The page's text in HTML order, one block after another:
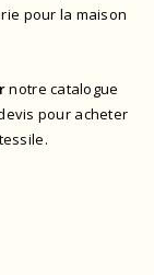
pour la maison
notre catalogue
pour acheter